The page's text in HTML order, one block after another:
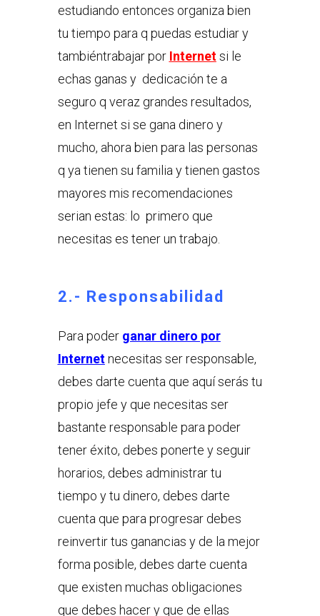
estudiando entonces organiza bien
tu tiempo para q puedas estudiar y
tambiéntrabajar por Internetsi le
echas ganas y dedicación te a
seguro q veraz grandes resultados,
en Internet si se gana dinero y
mucho, ahora bien para las personas
q ya tienen su familia y tienen gastos
mayores mis recomendaciones
serian estas: lo primero que
necesitas es tener un trabajo.
2.- Responsabilidad
Para poder ganar dinero por
Internetnecesitas ser responsable,
debes darte cuenta que aquí serás tu
propio jefe y que necesitas ser
bastante responsable para poder
tener éxito, debes ponerte y seguir
horarios, debes administrar tu
tiempo y tu dinero, debes darte
cuenta que para progresar debes
reinvertir tus ganancias y de la mejor
forma posible, debes darte cuenta
que existen muchas obligaciones
que debes hacer y que de ellas